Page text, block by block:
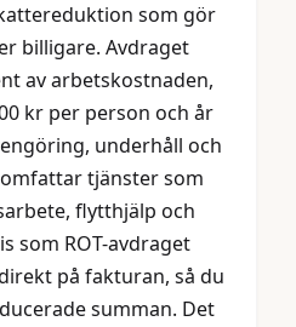
som gör
billigare. Avdraget
av arbetskostnaden,
kr per person och år
underhåll och
tjänster som
flytthjälp och
som ROT-avdraget
på fakturan, så du
summan. Det